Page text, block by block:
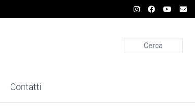
Cerca
Contatti